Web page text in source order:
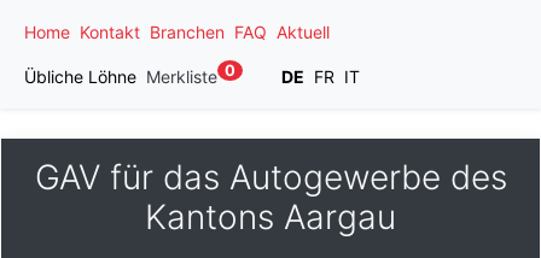
Home Kontakt Branchen FAQ Aktuell
Übliche Löhne Merkliste 0 DE FR IT
GAV für das Autogewerbe des
Kantons Aargau